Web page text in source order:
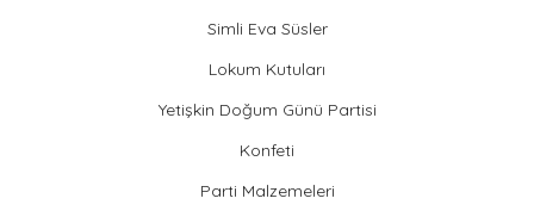
Simli Eva Süsler
Lokum Kutuları
Yetişkin Doğum Günü Partisi
Konfeti
Parti Malzemeleri